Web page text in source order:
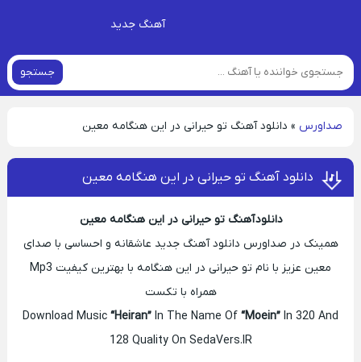
آهنگ جدید
جستجو
صداورس » دانلود آهنگ تو حیرانی در این هنگامه معین
دانلود آهنگ تو حیرانی در این هنگامه معین
دانلود آهنگ تو حیرانی در این هنگامه معین
همینک در صداورس دانلود آهنگ جدید عاشقانه و احساسی با صدای
معین عزیز با نام تو حیرانی در این هنگامه با بهترین کیفیت Mp3
همراه با تکست
Download Music “Heiran” In The Name Of “Moein” In 320 And
128 Quality On SedaVers.IR